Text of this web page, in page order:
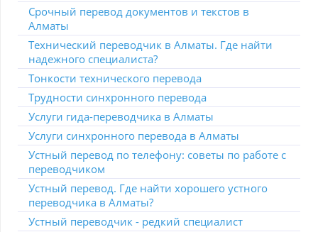
Срочный перевод документов и текстов в
Алматы
Технический переводчик в Алматы. Где найти
надежного специалиста?
Тонкости технического перевода
Трудности синхронного перевода
Услуги гида-переводчика в Алматы
Услуги синхронного перевода в Алматы
Устный перевод по телефону: советы по работе с
переводчиком
Устный перевод. Где найти хорошего устного
переводчика в Алматы?
Устный переводчик - редкий специалист